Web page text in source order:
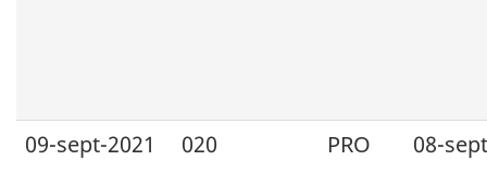
09-sept-2021 020 PRO 08-